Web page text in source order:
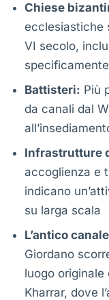
Chiese
ecclesiastiche
VI secolo,
Battisteri: Più
da canali dal
Infrastrutture
accoglienza e
indicano
su larga scala
L’antico
Giordano
luogo originale
Kharrar, dove